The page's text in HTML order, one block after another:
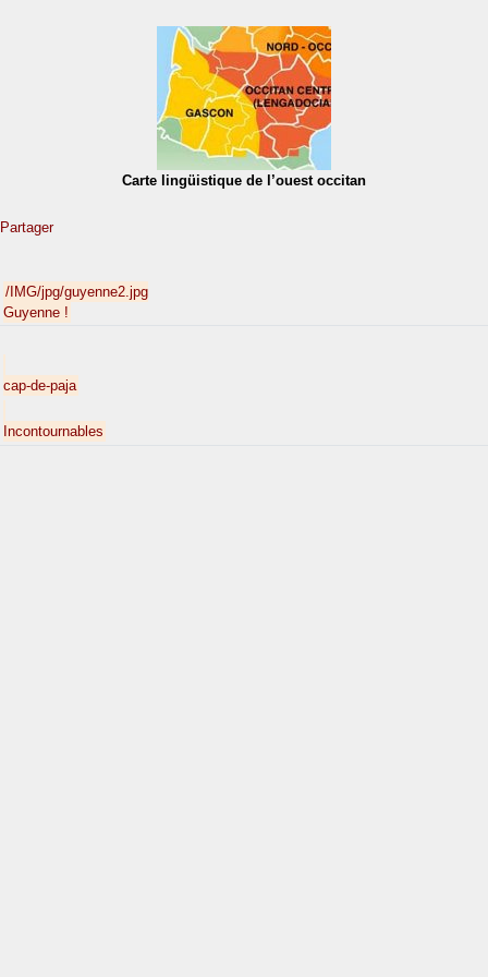
Carte lingüistique de l’ouest occitan
Partager
/IMG/jpg/guyenne2.jpg
Guyenne !
cap-de-paja
Incontournables